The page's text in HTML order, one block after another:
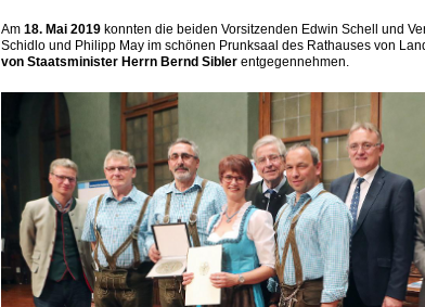
Am 18. Mai 2019 konnten die beiden Vorsitzenden Edwin Schell und
Schidlo und Philipp May im schönen Prunksaal des Rathauses von
von Staatsminister Herrn Bernd Sibler entgegennehmen.